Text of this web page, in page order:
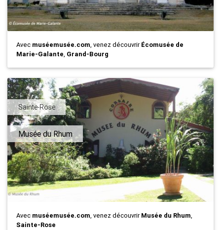
Avec muséemusée.com, venez découvrirÉcomusée de
Marie-Galante, Grand-Bourg
Sainte-Rose
Musée du Rhum
Avec muséemusée.com, venez découvrirMusée du Rhum,
Sainte-Rose